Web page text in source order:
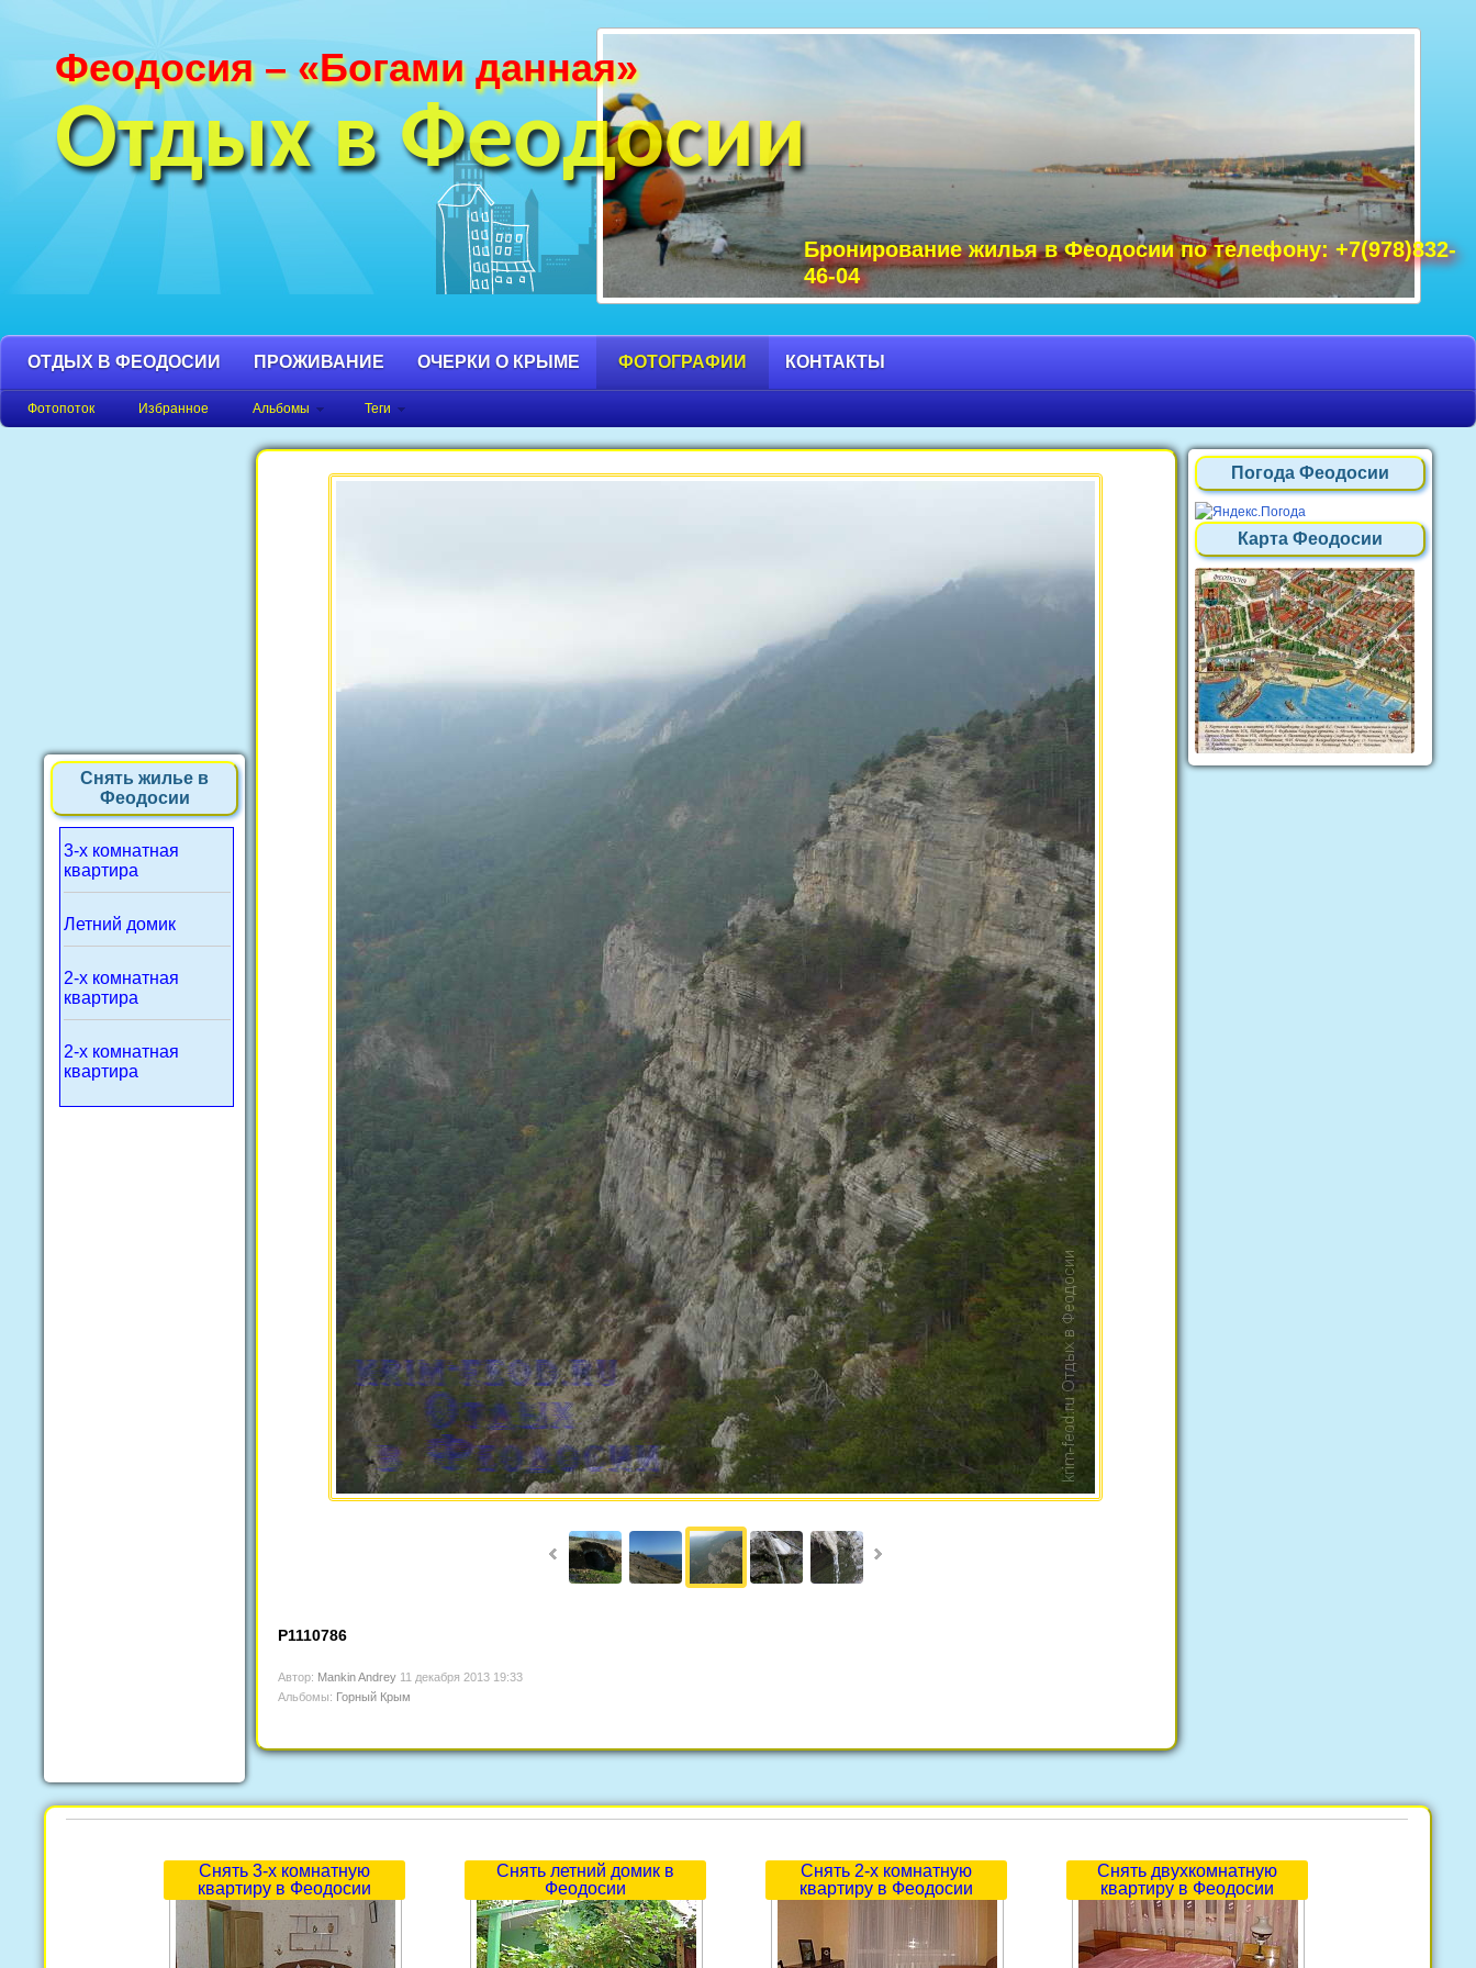
Феодосия – «Богами данная»
Отдых в Феодосии
Бронирование жилья в Феодосии по телефону: +7(978)832-
46-04
Фотографии Феодосии и Крыма. Пляжи Крыма фото, фото горы Крыма, Крым Судак фото, Крым фото Ялта, Крым фото
Феодосия, Орджоникидзе Крым фото, достопримечательности Крыма фото, море Крым фото, фото Нового Света, Крым
фото города, Крым фото Феодосия.
ОТДЫХ В ФЕОДОСИИ ПРОЖИВАНИЕ ОЧЕРКИ О КРЫМЕ ФОТОГРАФИИ КОНТАКТЫ
Фотопоток Избранное Альбомы Теги
Снять жилье в
Феодосии
3-х комнатная
квартира
Летний домик
2-х комнатная
квартира
2-х комнатная
квартира
Погода Феодосии
Карта Феодосии
P1110786
Автор: Mankin Andrey 11 декабря 2013 19:33
Альбомы: Горный Крым
Снять 3-х комнатную
квартиру в Феодосии
Снять летний домик в
Феодосии
Снять 2-х комнатную
квартиру в Феодосии
Снять двухкомнатную
квартиру в Феодосии